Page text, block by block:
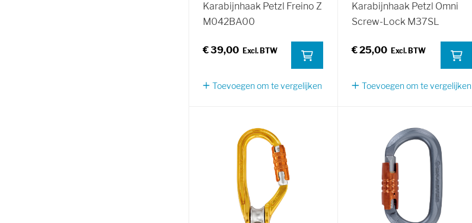
Karabijnhaak Petzl Freino Z
M042BA00
€ 39,00
Toevoegen om te vergelijken
Karabijnhaak Petzl Omni
Screw-Lock M37SL
€ 25,00
Toevoegen om te vergelijken